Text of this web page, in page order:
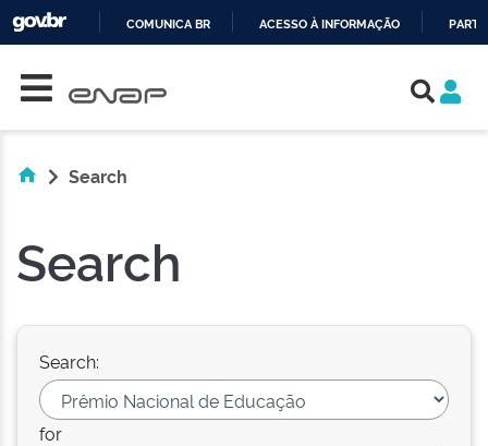
COMUNICA BR ACESSO À INFORMAÇÃO
Search
Search
Search:
for